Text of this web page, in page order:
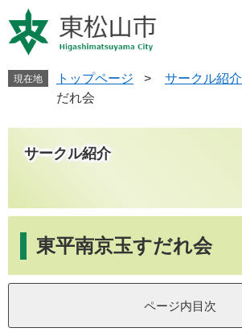
ー
ジ
す
ニ
ュ
し
現在地 トップページ > サークル紹介
だれ会
サークル紹介
東平南京玉すだれ会
ページ内目次